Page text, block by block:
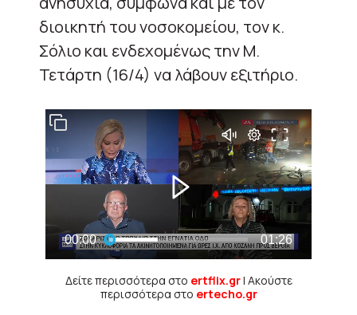
διοικητή του νοσοκομείου, τον κ.
Σόλιο και ενδεχομένως την Μ.
Τετάρτη (16/4) να λάβουν εξιτήριο.
Δείτε περισσότερα στο ertflix.gr| Ακούστε
περισσότερα στο ertecho.gr